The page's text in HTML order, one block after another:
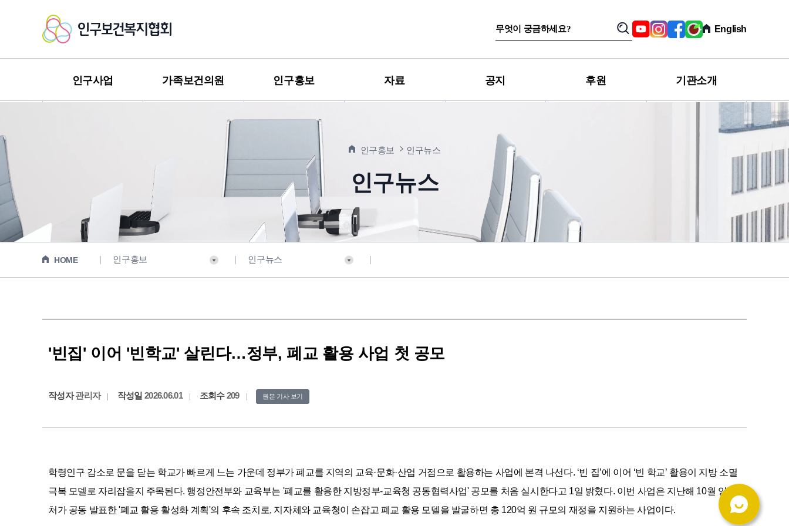
인
구
검
색
어
검
SNS,
관
YoutubeInstagramFacebook
육
아
구
페
English
인구사업 가족보건의원 인구홍보 자료 공지 후원 기관소개
인구홍보 인구뉴스
인구뉴스
HOME 인구홍보 인구뉴스
'빈집' 이어 '빈학교' 살린다…정부, 폐교 활용 사업 첫 공모
작성자관리자 작성일 2026.06.01 조회수209 원본 기사 보기
학령인구 감소로 문을 닫는 학교가 빠르게 느는 가운데 정부가 폐교를 지역의 교육·문화·산업 거점으로 활용하는 사업에 본격 나선다. ‘빈 집’에 이어 ‘빈 학교’ 활용이 지방 소멸
극복 모델로 자리잡을지 주목된다. 행정안전부와 교육부는 '폐교를 활용한 지방정부-교육청 공동협력사업' 공모를 처음 실시한다고 1일 밝혔다. 이번 사업은 지난해 10월 양 부
처가 공동 발표한 '폐교 활용 활성화 계획'의 후속 조치로, 지자체와 교육청이 손잡고 폐교 활용 모델을 발굴하면 총 120억 원 규모의 재정을 지원하는 사업이다.